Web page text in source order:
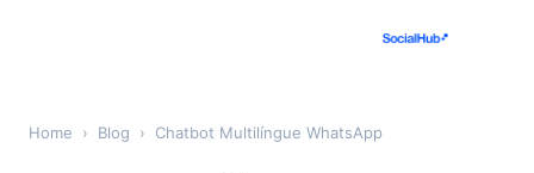
Home › Blog › Chatbot Multilíngue WhatsApp